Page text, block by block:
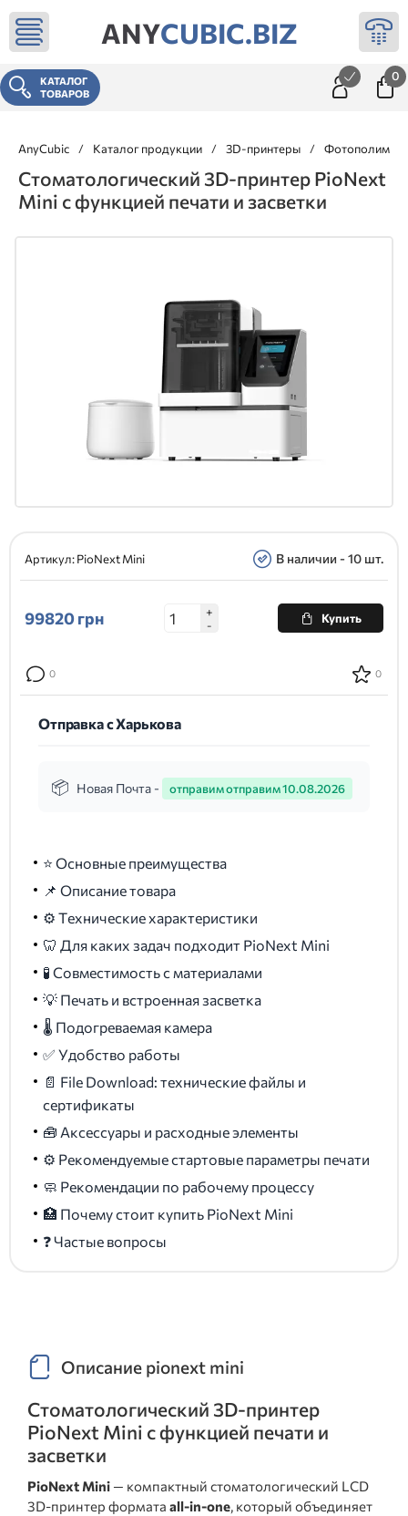
ANYCUBIC.BIZ
КАТАЛОГ
ТОВАРОВ
0
AnyCubic / Каталог продукции / 3D-принтеры /
Стоматологический 3D-принтер PioNext
Mini с функцией печати и засветки
Артикул:PioNext Mini В наличии - 10 шт.
99820грн
+
-
Купить
0 0
Отправка с Харькова
Новая Почта - отправим отправим 10.08.2026
⭐ Основные преимущества
📌 Описание товара
⚙️ Технические характеристики
🦷 Для каких задач подходит PioNext Mini
🧪 Совместимость с материалами
💡 Печать и встроенная засветка
🌡️ Подогреваемая камера
✅ Удобство работы
📄 File Download: технические файлы и
сертификаты
🧰 Аксессуары и расходные элементы
⚙️ Рекомендуемые стартовые параметры печати
🧼 Рекомендации по рабочему процессу
🏥 Почему стоит купить PioNext Mini
❓ Частые вопросы
Описание pionext mini
Стоматологический 3D-принтер
PioNext Mini с функцией печати и
засветки
PioNext Mini — компактный стоматологический LCD
3D-принтер формата all-in-one, который объединяет